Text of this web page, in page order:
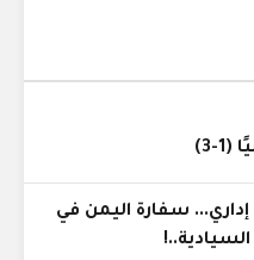
3)
سفارة اليمن في